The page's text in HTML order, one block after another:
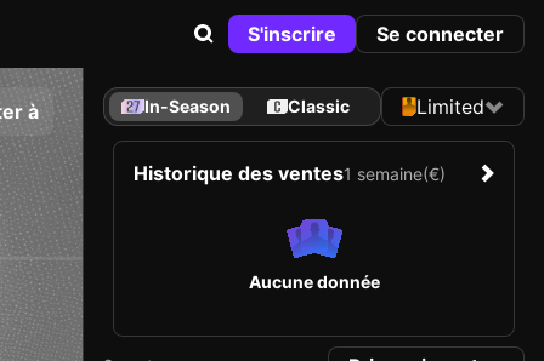
S'inscrire Se connecter
à In-Season Classic Limited
Historique des ventes1 semaine(€)
Aucune donnée